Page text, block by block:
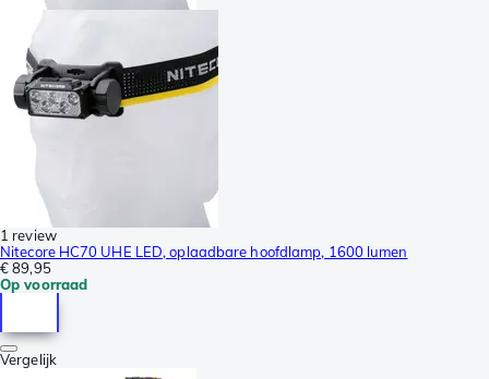
1 review
Nitecore HC70 UHE LED, oplaadbare hoofdlamp, 1600 lumen
€ 89,95
Op voorraad
Vergelijk